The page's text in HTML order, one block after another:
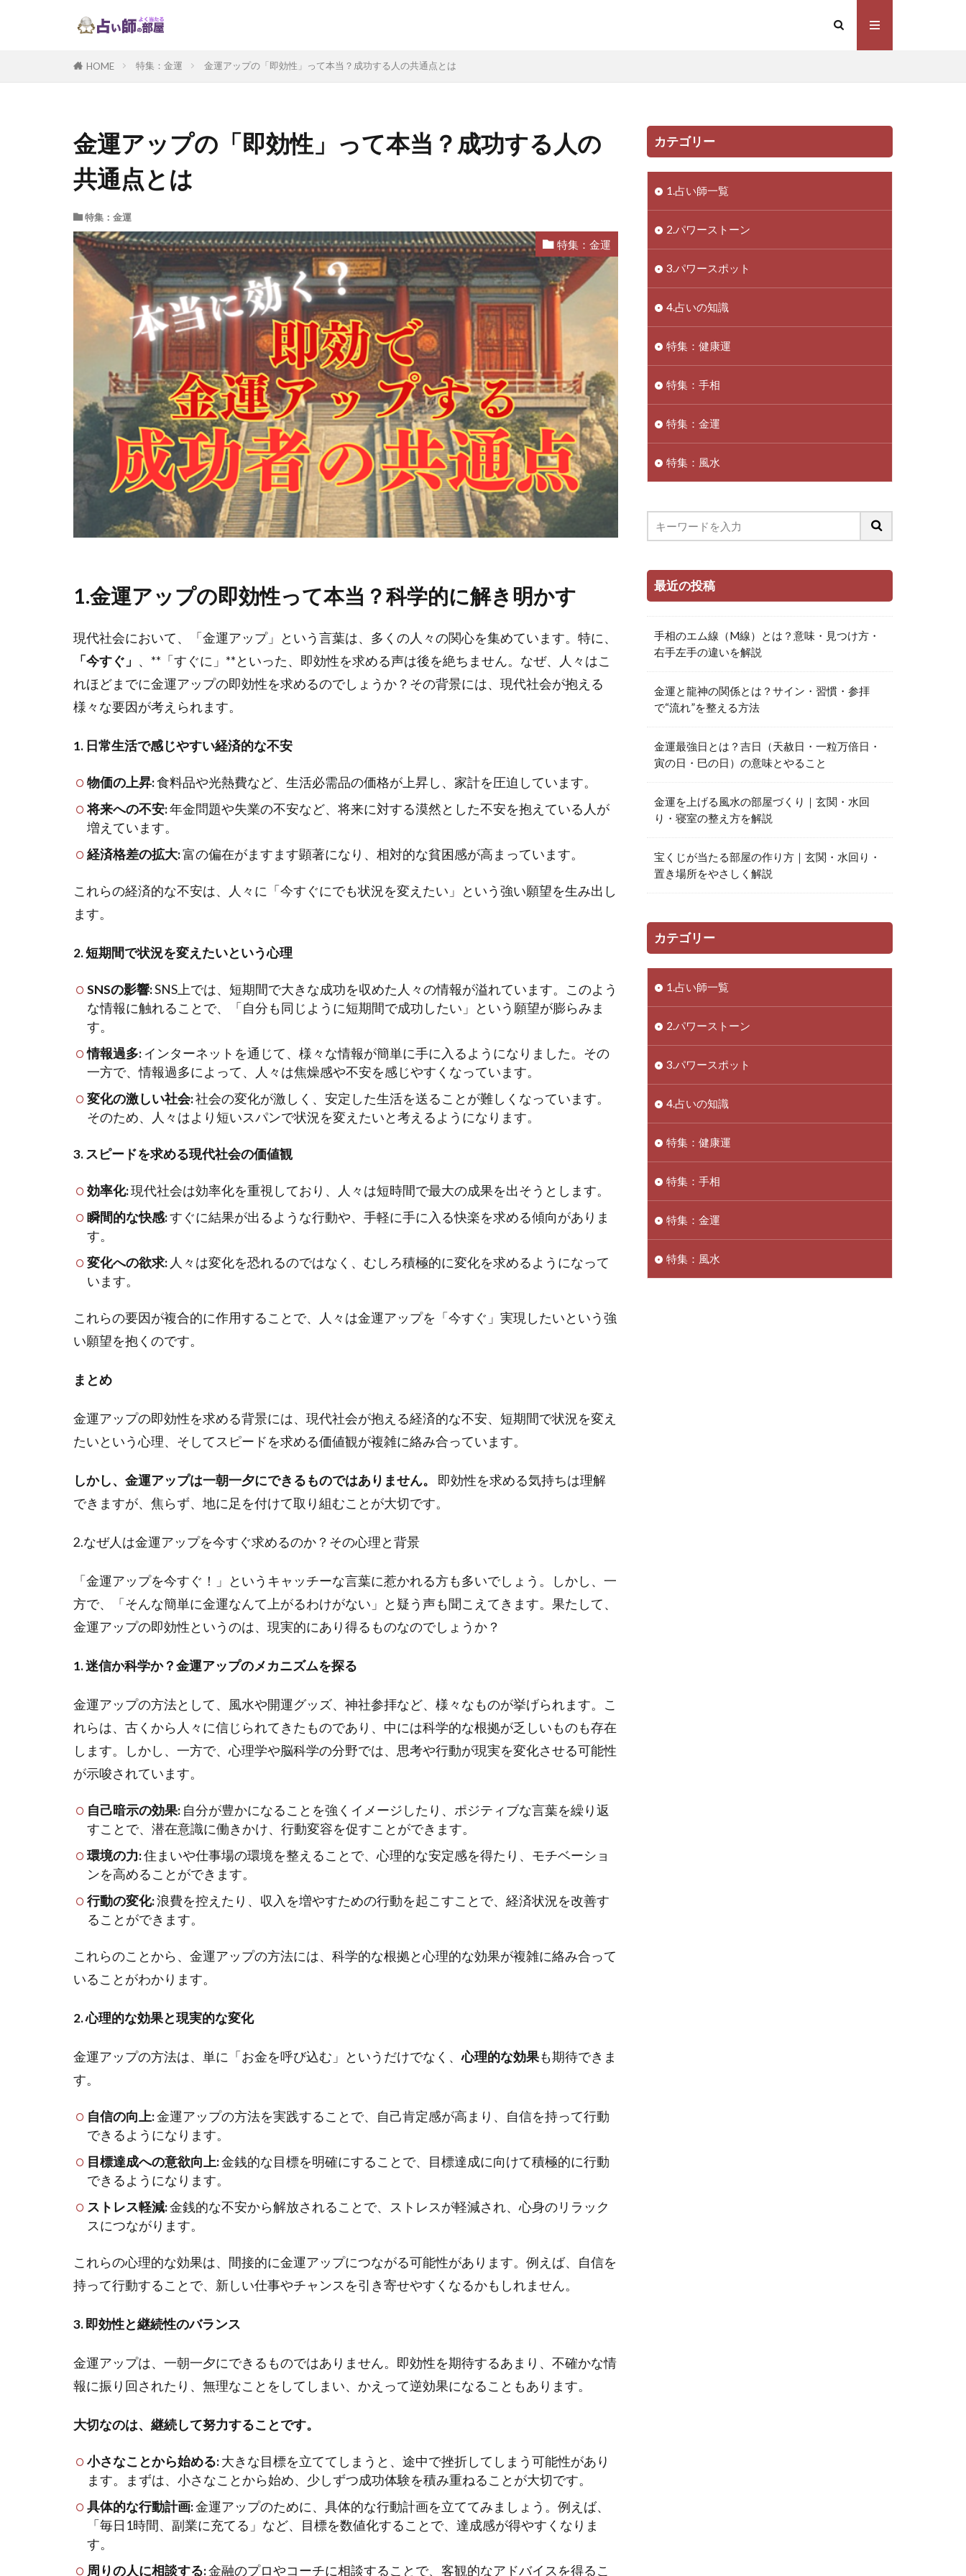
HOME 特集：金運 金運アップの「即効性」って本当？成功する人の共通点とは
金運アップの「即効性」って本当？成功する人の
共通点とは
特集：金運
特集：金運
1.金運アップの即効性って本当？科学的に解き明かす
現代社会において、「金運アップ」という言葉は、多くの人々の関心を集めています。特に、
「今すぐ」 、**「すぐに」**といった、即効性を求める声は後を絶ちません。なぜ、人々はこ
れほどまでに金運アップの即効性を求めるのでしょうか？その背景には、現代社会が抱える
様々な要因が考えられます。
1. 日常生活で感じやすい経済的な不安
物価の上昇:食料品や光熱費など、生活必需品の価格が上昇し、家計を圧迫しています。
将来への不安:年金問題や失業の不安など、将来に対する漠然とした不安を抱えている人が
増えています。
経済格差の拡大:富の偏在がますます顕著になり、相対的な貧困感が高まっています。
これらの経済的な不安は、人々に「今すぐにでも状況を変えたい」という強い願望を生み出し
ます。
2. 短期間で状況を変えたいという心理
SNSの影響:SNS上では、短期間で大きな成功を収めた人々の情報が溢れています。このよう
な情報に触れることで、「自分も同じように短期間で成功したい」という願望が膨らみま
す。
情報過多:インターネットを通じて、様々な情報が簡単に手に入るようになりました。その
一方で、情報過多によって、人々は焦燥感や不安を感じやすくなっています。
変化の激しい社会:社会の変化が激しく、安定した生活を送ることが難しくなっています。
そのため、人々はより短いスパンで状況を変えたいと考えるようになります。
3. スピードを求める現代社会の価値観
効率化:現代社会は効率化を重視しており、人々は短時間で最大の成果を出そうとします。
瞬間的な快感:すぐに結果が出るような行動や、手軽に手に入る快楽を求める傾向がありま
す。
変化への欲求:人々は変化を恐れるのではなく、むしろ積極的に変化を求めるようになって
います。
これらの要因が複合的に作用することで、人々は金運アップを「今すぐ」実現したいという強
い願望を抱くのです。
まとめ
金運アップの即効性を求める背景には、現代社会が抱える経済的な不安、短期間で状況を変え
たいという心理、そしてスピードを求める価値観が複雑に絡み合っています。
しかし、金運アップは一朝一夕にできるものではありません。
即効性を求める気持ちは理解
できますが、焦らず、地に足を付けて取り組むことが大切です。
2.なぜ人は金運アップを今すぐ求めるのか？その心理と背景
「金運アップを今すぐ！」というキャッチーな言葉に惹かれる方も多いでしょう。しかし、一
方で、「そんな簡単に金運なんて上がるわけがない」と疑う声も聞こえてきます。果たして、
金運アップの即効性というのは、現実的にあり得るものなのでしょうか？
1. 迷信か科学か？金運アップのメカニズムを探る
金運アップの方法として、風水や開運グッズ、神社参拝など、様々なものが挙げられます。こ
れらは、古くから人々に信じられてきたものであり、中には科学的な根拠が乏しいものも存在
します。しかし、一方で、心理学や脳科学の分野では、思考や行動が現実を変化させる可能性
が示唆されています。
自己暗示の効果:自分が豊かになることを強くイメージしたり、ポジティブな言葉を繰り返
すことで、潜在意識に働きかけ、行動変容を促すことができます。
環境の力:住まいや仕事場の環境を整えることで、心理的な安定感を得たり、モチベーショ
ンを高めることができます。
行動の変化:浪費を控えたり、収入を増やすための行動を起こすことで、経済状況を改善す
ることができます。
これらのことから、金運アップの方法には、科学的な根拠と心理的な効果が複雑に絡み合って
いることがわかります。
2. 心理的な効果と現実的な変化
金運アップの方法は、単に「お金を呼び込む」というだけでなく、心理的な効果も期待できま
す。
自信の向上:金運アップの方法を実践することで、自己肯定感が高まり、自信を持って行動
できるようになります。
目標達成への意欲向上:金銭的な目標を明確にすることで、目標達成に向けて積極的に行動
できるようになります。
ストレス軽減:金銭的な不安から解放されることで、ストレスが軽減され、心身のリラック
スにつながります。
これらの心理的な効果は、間接的に金運アップにつながる可能性があります。例えば、自信を
持って行動することで、新しい仕事やチャンスを引き寄せやすくなるかもしれません。
3. 即効性と継続性のバランス
金運アップは、一朝一夕にできるものではありません。即効性を期待するあまり、不確かな情
報に振り回されたり、無理なことをしてしまい、かえって逆効果になることもあります。
大切なのは、継続して努力することです。
小さなことから始める:大きな目標を立ててしまうと、途中で挫折してしまう可能性があり
ます。まずは、小さなことから始め、少しずつ成功体験を積み重ねることが大切です。
具体的な行動計画:金運アップのために、具体的な行動計画を立ててみましょう。例えば、
「毎日1時間、副業に充てる」など、目標を数値化することで、達成感が得やすくなりま
す。
周りの人に相談する:金融のプロやコーチに相談することで、客観的なアドバイスを得るこ
カテゴリー
1.占い師一覧
2.パワーストーン
3.パワースポット
4.占いの知識
特集：健康運
特集：手相
特集：金運
特集：風水
最近の投稿
手相のエム線（M線）とは？意味・見つけ方・
右手左手の違いを解説
金運と龍神の関係とは？サイン・習慣・参拝
で“流れ”を整える方法
金運最強日とは？吉日（天赦日・一粒万倍日・
寅の日・巳の日）の意味とやること
金運を上げる風水の部屋づくり｜玄関・水回
り・寝室の整え方を解説
宝くじが当たる部屋の作り方｜玄関・水回り・
置き場所をやさしく解説
カテゴリー
1.占い師一覧
2.パワーストーン
3.パワースポット
4.占いの知識
特集：健康運
特集：手相
特集：金運
特集：風水